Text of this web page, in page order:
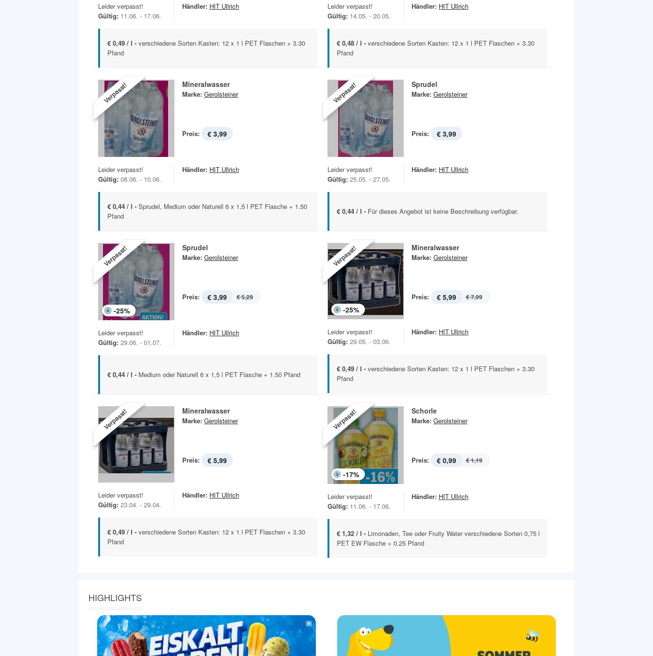
Leider verpasst!
Gültig: 11.06. - 17.06.
Händler: HIT Ullrich
€ 0,49 / l - verschiedene Sorten Kasten: 12 x 1 l PET Flaschen + 3.30
Pfand
Leider verpasst!
Gültig: 14.05. - 20.05.
Händler: HIT Ullrich
€ 0,48 / l - verschiedene Sorten Kasten: 12 x 1 l PET Flaschen + 3.30
Pfand
Verpasst! Mineralwasser
Marke: Gerolsteiner
Preis: € 3,99
Leider verpasst!
Gültig: 08.06. - 10.06.
Händler: HIT Ullrich
€ 0,44 / l - Sprudel, Medium oder Naturell 6 x 1,5 l PET Flasche + 1.50
Pfand
Verpasst! Sprudel
Marke: Gerolsteiner
Preis: € 3,99
Leider verpasst!
Gültig: 25.05. - 27.05.
Händler: HIT Ullrich
€ 0,44 / l - Für dieses Angebot ist keine Beschreibung verfügbar.
Verpasst!
-25%
Sprudel
Marke: Gerolsteiner
Preis: € 3,99 € 5,29
Leider verpasst!
Gültig: 29.06. - 01.07.
Händler: HIT Ullrich
€ 0,44 / l - Medium oder Naturell 6 x 1,5 l PET Flasche + 1.50 Pfand
Verpasst!
-25%
Mineralwasser
Marke: Gerolsteiner
Preis: € 5,99 € 7,99
Leider verpasst!
Gültig: 29.05. - 03.06.
Händler: HIT Ullrich
€ 0,49 / l - verschiedene Sorten Kasten: 12 x 1 l PET Flaschen + 3.30
Pfand
Verpasst! Mineralwasser
Marke: Gerolsteiner
Preis: € 5,99
Leider verpasst!
Gültig: 23.04. - 29.04.
Händler: HIT Ullrich
€ 0,49 / l - verschiedene Sorten Kasten: 12 x 1 l PET Flaschen + 3.30
Pfand
Verpasst!
-17%
Schorle
Marke: Gerolsteiner
Preis: € 0,99 € 1,19
Leider verpasst!
Gültig: 11.06. - 17.06.
Händler: HIT Ullrich
€ 1,32 / l - Limonaden, Tee oder Fruity Water verschiedene Sorten 0,75 l
PET EW Flasche + 0.25 Pfand
HIGHLIGHTS